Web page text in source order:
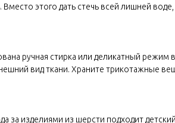
этого дать стечь всей лишней
ручная стирка или деликатный
вид ткани. Храните трикотажные
за изделиями из шерсти подходит